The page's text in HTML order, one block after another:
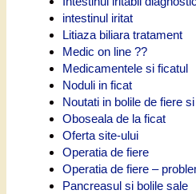
intestinul iritat
Litiaza biliara tratament
Medic on line ??
Medicamentele si ficatul
Noduli in ficat
Noutati in bolile de fiere
Oboseala de la ficat
Oferta site-ului
Operatia de fiere
Operatia de fiere –
Pancreasul si bolile sale